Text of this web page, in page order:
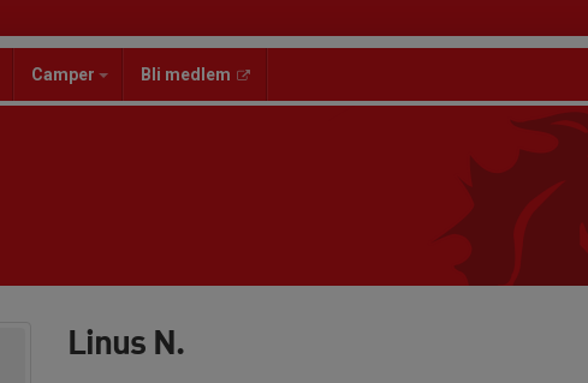
Camper Bli medlem
Linus N.